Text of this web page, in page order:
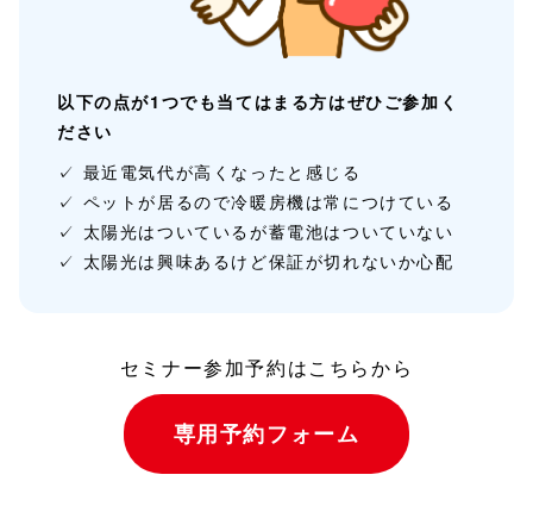
以下の点が1つでも当てはまる方はぜひご参加く
ださい
最近電気代が高くなったと感じる
ペットが居るので冷暖房機は常につけている
太陽光はついているが蓄電池はついていない
太陽光は興味あるけど保証が切れないか心配
セミナー参加予約はこちらから
専用予約フォーム